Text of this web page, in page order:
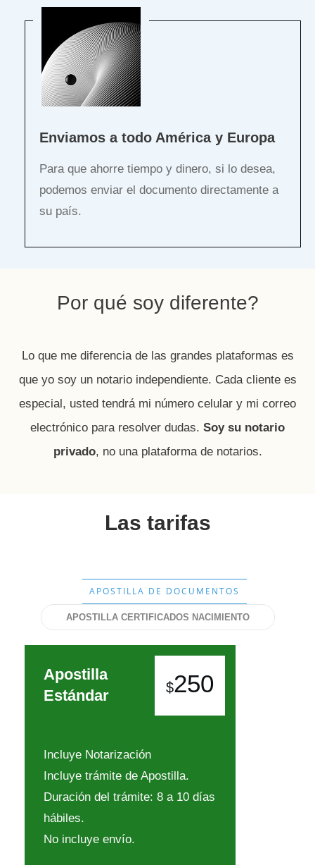
Enviamos a todo América y Europa
Para que ahorre tiempo y dinero, si lo desea,
podemos enviar el documento directamente a
su país.
Por qué soy diferente?
Lo que me diferencia de las grandes plataformas es
que yo soy un notario independiente. Cada cliente es
especial, usted tendrá mi número celular y mi correo
electrónico para resolver dudas. Soy su notario
privado, no una plataforma de notarios.
Las tarifas
APOSTILLA DE DOCUMENTOS
APOSTILLA CERTIFICADOS NACIMIENTO
Apostilla
Estándar
$250
Incluye Notarización
Incluye trámite de Apostilla.
Duración del trámite: 8 a 10 días
hábiles.
No incluye envío.